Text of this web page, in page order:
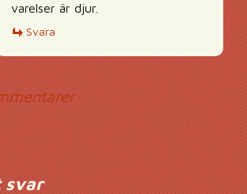
varelser är djur.
Svara
svar